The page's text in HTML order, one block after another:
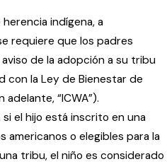
indígena, a
requiere que los padres
de la adopción a su tribu
con la Ley de Bienestar de
adelante, “ICWA”).
el hijo está inscrito en una
americanos o elegibles para la
tribu, el niño es considerado